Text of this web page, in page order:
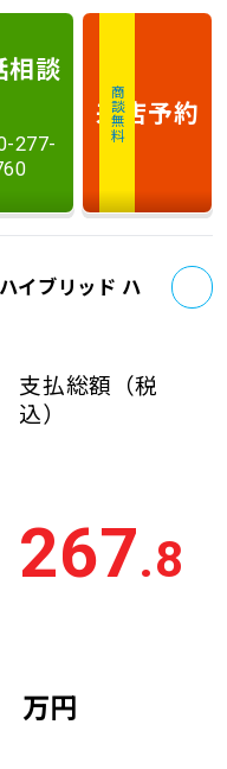
相談
277-
商談無料
来店予約
イブリッド ハ
支払総額 （税
込）
267.8
万円